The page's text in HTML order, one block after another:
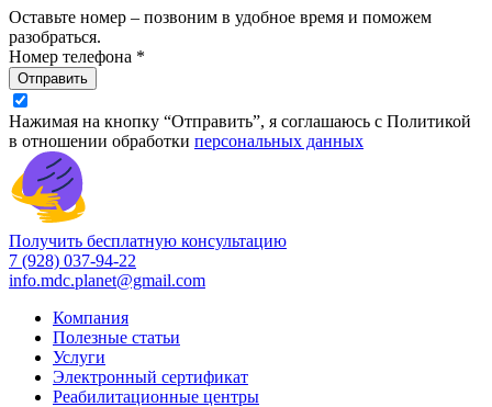
Оставьте номер – позвоним в удобное время и поможем
разобраться.
Номер телефона *
Отправить
Нажимая на кнопку “Отправить”, я соглашаюсь с Политикой
в отношении обработки персональных данных
Получить бесплатную консультацию
7 (928) 037-94-22
info.mdc.planet@gmail.com
Компания
Полезные статьи
Услуги
Электронный сертификат
Реабилитационные центры